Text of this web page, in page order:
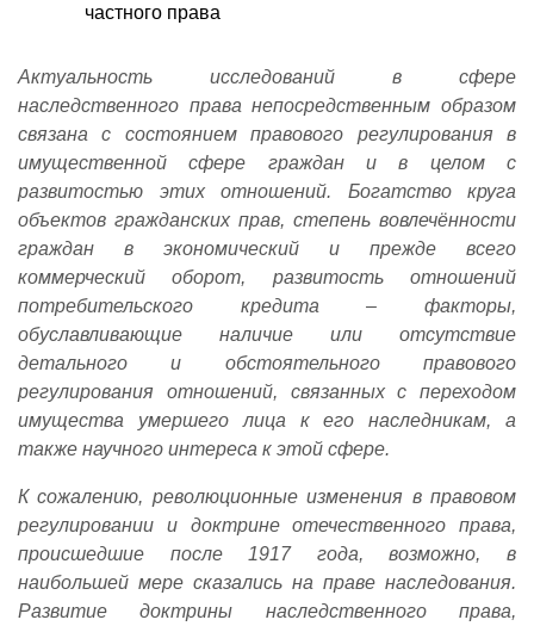
частного права
Актуальность исследований в сфере
наследственного права непосредственным образом
связана с состоянием правового регулирования в
имущественной сфере граждан и в целом с
развитостью этих отношений. Богатство круга
объектов гражданских прав, степень вовлечённости
граждан в экономический и прежде всего
коммерческий оборот, развитость отношений
потребительского кредита – факторы,
обуславливающие наличие или отсутствие
детального и обстоятельного правового
регулирования отношений, связанных с переходом
имущества умершего лица к его наследникам, а
также научного интереса к этой сфере.
К сожалению, революционные изменения в правовом
регулировании и доктрине отечественного права,
происшедшие после 1917 года, возможно, в
наибольшей мере сказались на праве наследования.
Развитие доктрины наследственного права,